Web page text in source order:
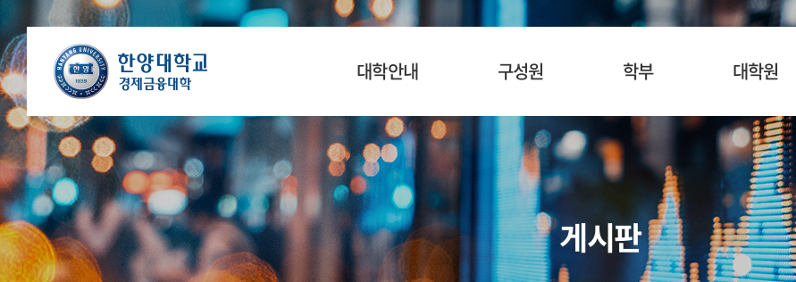
대학안내
학장 인사말
연혁
공간소개
찾아오시는길
구성원
교수
명예교수
겸임/초빙교수
행정팀 직원
학부
입학안내
교육목표
교육과정
관심과목검색
장학안내
대학원
입학안내
교육목표
교육과정
관심과목검색
장학제도
게시판